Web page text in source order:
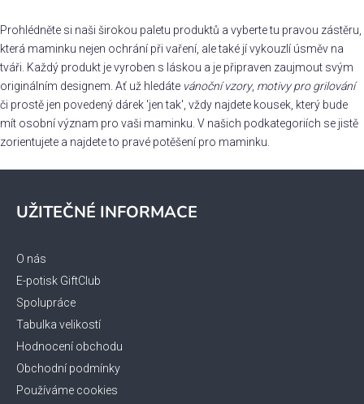
k
y
v
ý
p
i
s
u
Prohlédněte si naši širokou paletu produktů a vyberte tu pravou zástěru,
která maminku nejen ochrání při vaření, ale také jí vykouzlí úsměv na
tváři. Každý produkt je vyroben s láskou a je připraven zaujmout svým
originálním designem. Ať už hledáte vánoční vzory, motivy pro grilování
či prostě jen povedený dárek 'jen tak', vždy najdete kousek, který bude
mít osobní význam pro vaši maminku. V našich podkategoriích se jistě
zorientujete a najdete to pravé potěšení pro maminku.
UŽITEČNÉ INFORMACE
O nás
E-potisk GiftClub
Spolupráce
Tabulka velikostí
Hodnocení obchodu
Obchodní podmínky
Používáme cookies